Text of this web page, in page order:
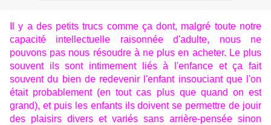
Il y a des petits trucs comme ça dont, malgré toute notre
capacité intellectuelle raisonnée d'adulte, nous ne
pouvons pas nous résoudre à ne plus en acheter. Le plus
souvent ils sont intimement liés à l'enfance et ça fait
souvent du bien de redevenir l'enfant insouciant que l'on
était probablement (en tout cas plus que quand on est
grand), et puis les enfants ils doivent se permettre de jouir
des plaisirs divers et variés sans arrière-pensée sinon